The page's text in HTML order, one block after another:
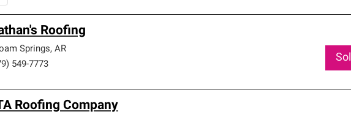
Roofing
Springs, AR
549-7773
Roofing Company